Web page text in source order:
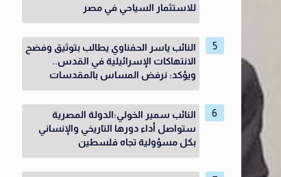
للاستثمار السياحي في مصر
النائب ياسر الحفناوي يطالب بتوثيق وفضح
الانتهاكات الإسرائيلية في القدس..
ويؤكد: نرفض المساس بالمقدسات
النائب سمير الخولي:الدولة المصرية
ستواصل أداء دورها التاريخي والإنساني
بكل مسؤولية تجاه فلسطين